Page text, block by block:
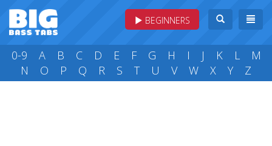
BEGINNERS
0-9 A B C D E F G H I J K L
M
N
O P Q R S T U V W X Y Z